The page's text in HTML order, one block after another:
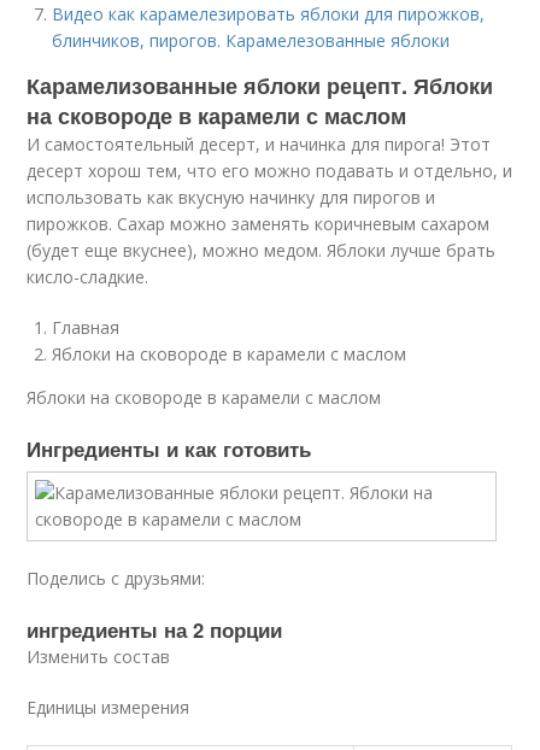
Видео как карамелезировать яблоки для пирожков,
блинчиков, пирогов. Карамелезованные яблоки
Карамелизованные яблоки рецепт. Яблоки
на сковороде в карамели с маслом
И самостоятельный десерт, и начинка для пирога! Этот
десерт хорош тем, что его можно подавать и отдельно, и
использовать как вкусную начинку для пирогов и
пирожков. Сахар можно заменять коричневым сахаром
(будет еще вкуснее), можно медом. Яблоки лучше брать
кисло-сладкие.
Главная
Яблоки на сковороде в карамели с маслом
Яблоки на сковороде в карамели с маслом
Ингредиенты и как готовить
Поделись с друзьями:
ингредиенты на 2 порции
Изменить состав
Единицы измерения